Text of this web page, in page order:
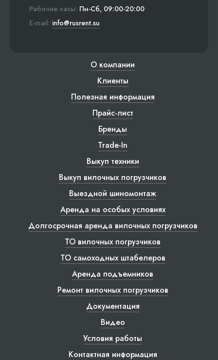
Рабочие часы: Пн-Сб, 09:00-20:00
E-mail: info@rusrent.su
О компании
Клиенты
Полезная информация
Прайс-лист
Бренды
Trade-In
Выкуп техники
Выкуп вилочных погрузчиков
Выездной шиномонтаж
Аренда на особых условиях
Долгосрочная аренда вилочных погрузчиков
ТО вилочных погрузчиков
ТО самоходных штабелеров
Аренда подъемников
Ремонт вилочных погрузчиков
Документация
Видео
Условия работы
Контактная информация